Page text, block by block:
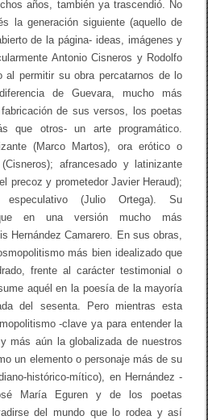
años, también ya trascendió. No
la generación siguiente (aquello de
de la página- ideas, imágenes y
Antonio Cisneros y Rodolfo
al permitir su obra percatarnos de lo
de Guevara, mucho más
de sus versos, los poetas
que otros- un arte programático.
(Marco Martos), ora erótico o
afrancesado y latinizante
precoz y prometedor Javier Heraud);
especulativo (Julio Ortega). Su
en una versión mucho más
Hernández Camarero. En sus obras,
más bien idealizado que
frente al carácter testimonial o
aquél en la poesía de la mayoría
del sesenta. Pero mientras esta
-clave ya para entender la
más aún la globalizada de nuestros
un elemento o personaje más de su
histórico-mítico), en Hernández -
María Eguren y de los poetas
del mundo que lo rodea y así